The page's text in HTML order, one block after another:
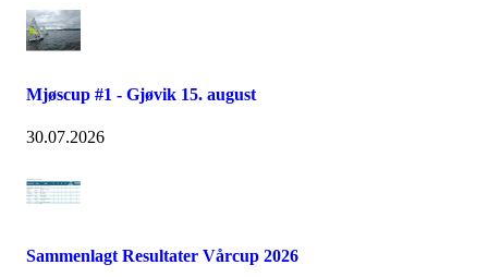
Mjøscup #1 - Gjøvik 15. august
30.07.2026
Sammenlagt Resultater Vårcup 2026